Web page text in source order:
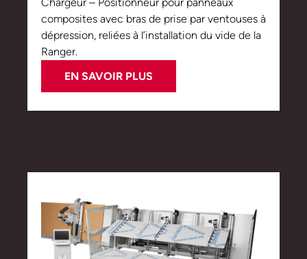
composites avec bras de prise par ventouses à
dépression, reliées à l’installation du vide de la
Ranger.
EN SAVOIR PLUS